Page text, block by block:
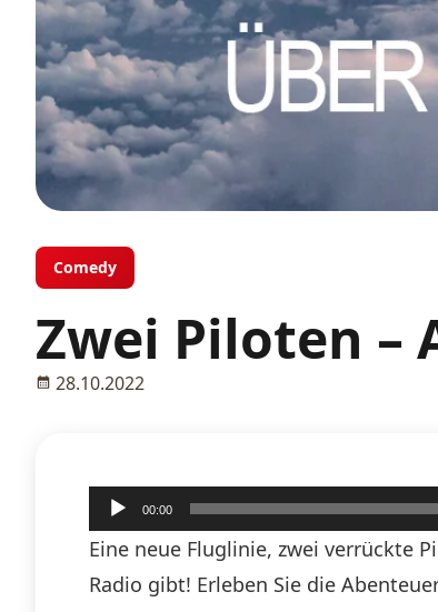
Comedy
Zwei Piloten –
28.10.2022
Audio-
Player
00:00
Eine neue Fluglinie, zwei verrückte
Radio gibt! Erleben Sie die